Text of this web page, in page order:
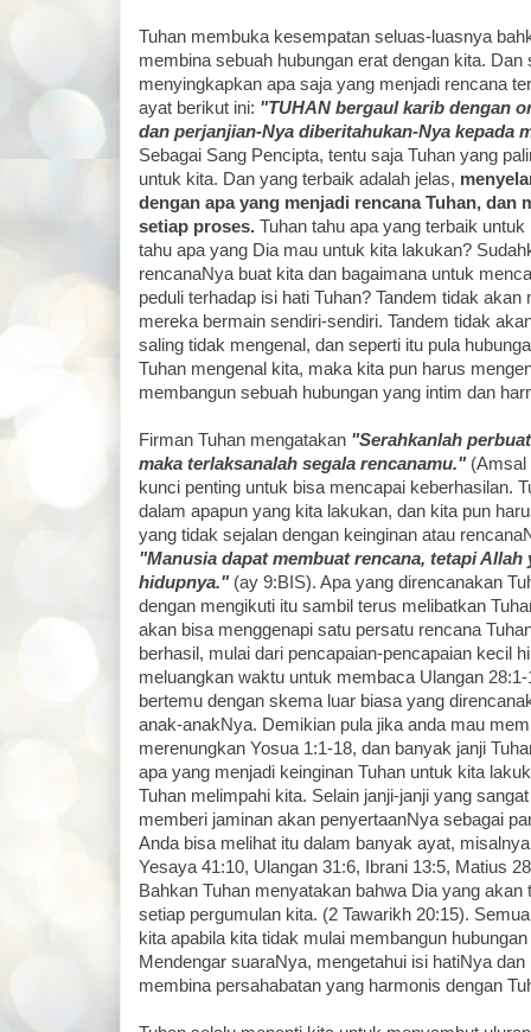
Tuhan membuka kesempatan seluas-luasnya
membina sebuah hubungan erat dengan kita. Dan
menyingkapkan apa saja yang menjadi rencana
ayat berikut ini: "TUHAN bergaul karib dengan
dan perjanjian-Nya diberitahukan-Nya kepada
Sebagai Sang Pencipta, tentu saja Tuhan yang
untuk kita. Dan yang terbaik adalah jelas,
dengan apa yang menjadi rencana Tuhan, dan
setiap proses. Tuhan tahu apa yang terbaik
tahu apa yang Dia mau untuk kita lakukan?
rencanaNya buat kita dan bagaimana untuk
peduli terhadap isi hati Tuhan? Tandem tidak
mereka bermain sendiri-sendiri. Tandem tidak
saling tidak mengenal, dan seperti itu pula
Tuhan mengenal kita, maka kita pun harus
membangun sebuah hubungan yang intim dan
Firman Tuhan mengatakan "Serahkanlah
maka terlaksanalah segala rencanamu."(Amsal
kunci penting untuk bisa mencapai keberhasilan.
dalam apapun yang kita lakukan, dan kita pun
yang tidak sejalan dengan keinginan atau
"Manusia dapat membuat rencana, tetapi Allah
hidupnya."(ay 9:BIS). Apa yang direncanakan
dengan mengikuti itu sambil terus melibatkan
akan bisa menggenapi satu persatu rencana
berhasil, mulai dari pencapaian-pencapaian kecil
meluangkan waktu untuk membaca Ulangan
bertemu dengan skema luar biasa yang
anak-anakNya. Demikian pula jika anda mau
merenungkan Yosua 1:1-18, dan banyak janji
apa yang menjadi keinginan Tuhan untuk kita
Tuhan melimpahi kita. Selain janji-janji yang
memberi jaminan akan penyertaanNya sebagai
Anda bisa melihat itu dalam banyak ayat,
Yesaya 41:10, Ulangan 31:6, Ibrani 13:5, Matius
Bahkan Tuhan menyatakan bahwa Dia yang akan
setiap pergumulan kita. (2 Tawarikh 20:15).
kita apabila kita tidak mulai membangun
Mendengar suaraNya, mengetahui isi hatiNya
membina persahabatan yang harmonis dengan